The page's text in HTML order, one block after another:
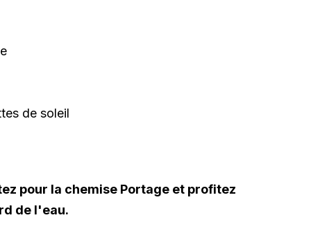
de soleil
pour la chemise Portage et profitez
de l'eau.